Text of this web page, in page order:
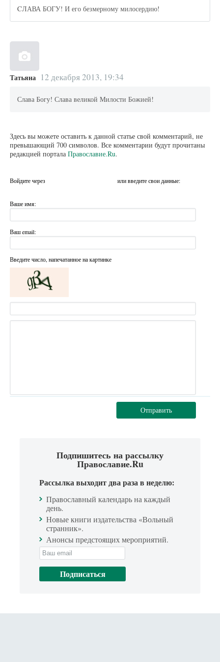
CЛАВА БОГУ! И его безмерному милосердию!
Татьяна 12 декабря 2013, 19:34
Слава Богу! Слава великой Милости Божией!
Здесь вы можете оставить к данной статье свой комментарий, не
превышающий 700 символов. Все комментарии будут прочитаны
редакцией портала Православие.Ru.
Войдите через или введите свои данные:
Ваше имя:
Ваш email:
Введите число, напечатанное на картинке
Отправить
Подпишитесь на рассылку
Православие.Ru
Рассылка выходит два раза в неделю:
Православный календарь на каждый
день.
Новые книги издательства «Вольный
странник».
Анонсы предстоящих мероприятий.